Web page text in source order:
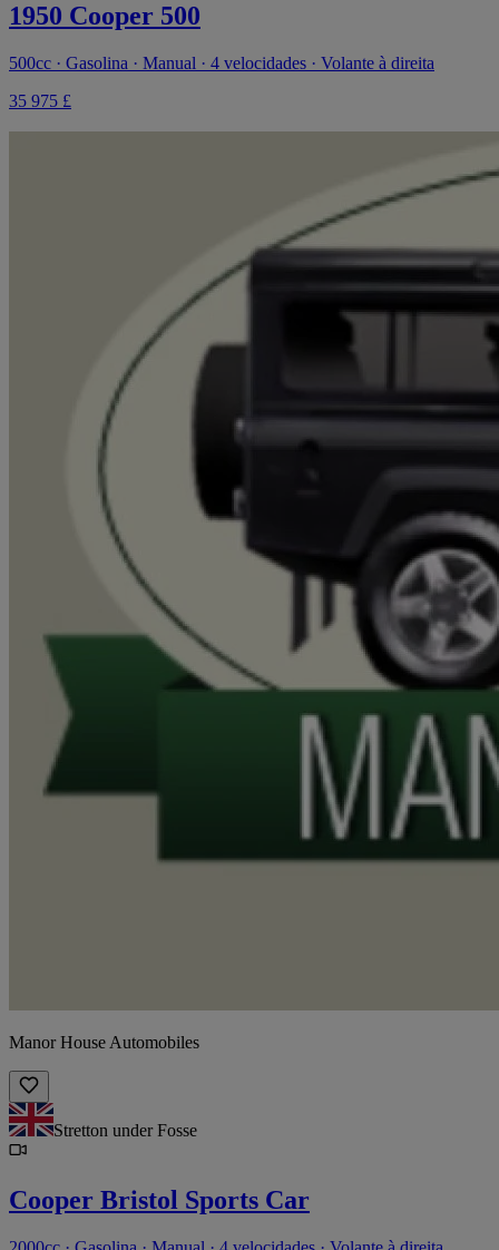
1950 Cooper 500
500cc · Gasolina · Manual · 4 velocidades · Volante à direita
35 975 £
Manor House Automobiles
Stretton under Fosse
Cooper Bristol Sports Car